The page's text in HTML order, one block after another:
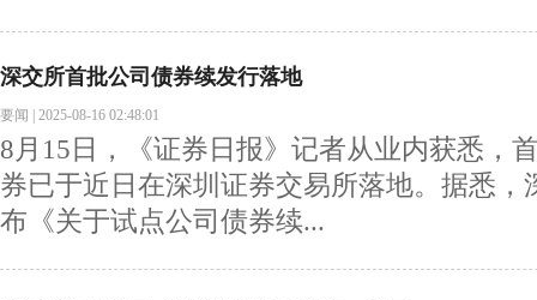
深交所首批公司债券续发行落地
要闻 2025-08-16 02:48:01
8月15日，《证券日报》记者从业内获悉，
券已于近日在深圳证券交易所落地。据悉，
布《关于试点公司债券续...